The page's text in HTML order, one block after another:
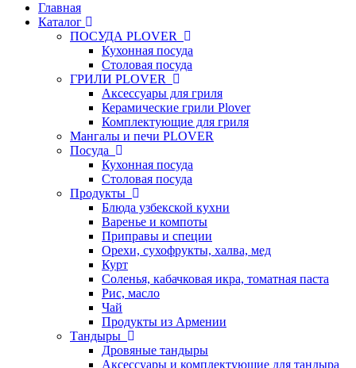
Главная
Каталог
ПОСУДА PLOVER
Кухонная посуда
Столовая посуда
ГРИЛИ PLOVER
Аксессуары для гриля
Керамические грили Plover
Комплектующие для гриля
Мангалы и печи PLOVER
Посуда
Кухонная посуда
Столовая посуда
Продукты
Блюда узбекской кухни
Варенье и компоты
Приправы и специи
Орехи, сухофрукты, халва, мед
Курт
Соленья, кабачковая икра, томатная паста
Рис, масло
Чай
Продукты из Армении
Тандыры
Дровяные тандыры
Аксессуары и комплектующие для тандыра